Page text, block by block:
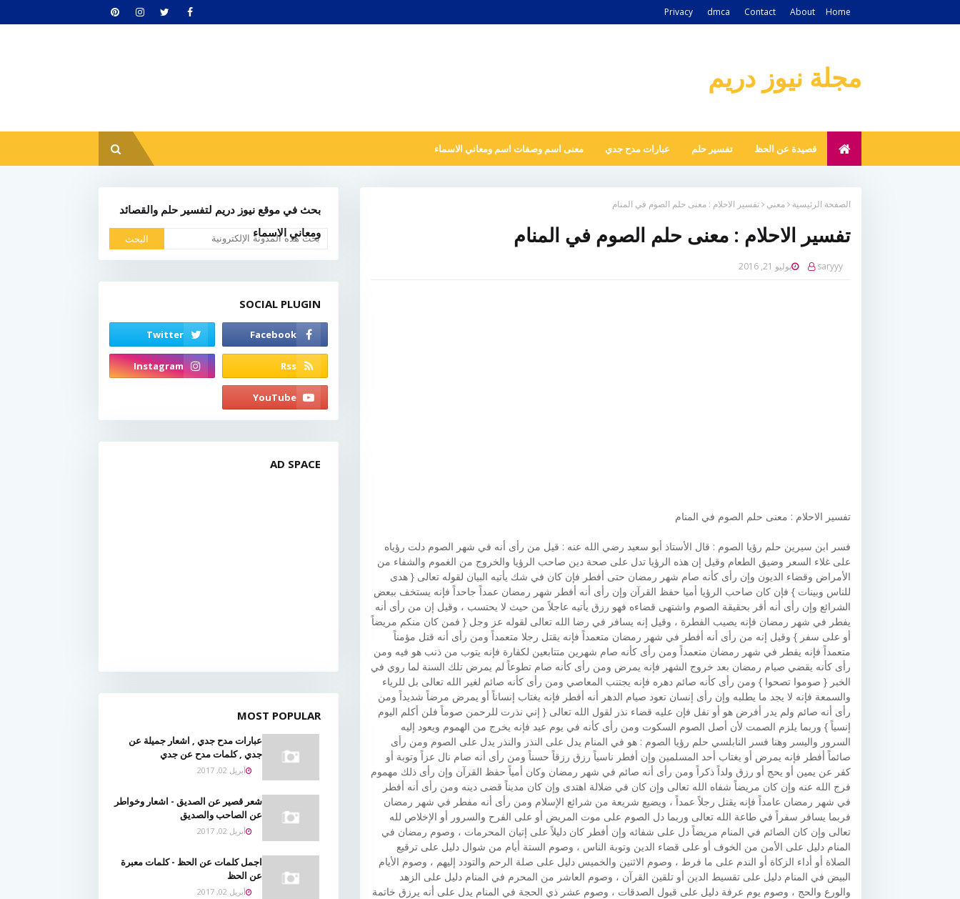
Home
About
Contact
dmca
Privacy
مجلة نيوز دريم
قصيدة عن الحظ تفسير حلم عبارات مدح جدي معنى اسم وصفات اسم ومعاني الاسماء
الصفحة الرئيسية معني تفسير الاحلام : معنى حلم الصوم في المنام
تفسير الاحلام : معنى حلم الصوم في المنام
saryyy يوليو 21, 2016
تفسير الاحلام : معنى حلم الصوم في المنام
فسر ابن سيرين حلم رؤيا الصوم : قال الأستاذ أبو سعيد رضي الله عنه : قيل من رأى أنه في شهر الصوم دلت رؤياه
على غلاء السعر وضيق الطعام وقيل إن هذه الرؤيا تدل على صحة دين صاحب الرؤيا والخروج من الغموم والشفاء من
الأمراض وقضاء الديون وإن رأى كأنه صام شهر رمضان حتى أفطر فإن كان في شك يأتيه البيان لقوله تعالى { هدى
للناس وبينات } فإن كان صاحب الرؤيا أميا حفظ القرآن وإن رأى أنه أفطر شهر رمضان عمداً جاحداً فإنه يستخف ببعض
الشرائع وإن رأى أنه أقر بحقيقة الصوم واشتهى قضاءه فهو رزق يأتيه عاجلاً من حيث لا يحتسب ، وقيل إن من رأى أنه
يفطر في شهر رمضان فإنه يصيب الفطرة ، وقيل إنه يسافر في رضا الله تعالى لقوله عز وجل { فمن كان منكم مريضاً
أو على سفر } وقيل إنه من رأى أنه أفطر في شهر رمضان متعمداً فإنه يقتل رجلا متعمداً ومن رأى أنه قتل مؤمناً
متعمداً فإنه يفطر في شهر رمضان متعمداً ومن رأى كأنه صام شهرين متتابعين لكفارة فإنه يتوب من ذنب هو فيه ومن
رأى كأنه يقضي صيام رمضان بعد خروج الشهر فإنه يمرض ومن رأى كأنه صام تطوعاً لم يمرض تلك السنة لما روي في
الخبر { صوموا تصحوا } ومن رأى كأنه صائم دهره فإنه يجتنب المعاصي ومن رأى كأنه صائم لغير الله تعالى بل للرياء
والسمعة فإنه لا يجد ما يطلبه وإن رأى إنسان تعود صيام الدهر أنه أفطر فإنه يغتاب إنساناً أو يمرض مرضاً شديداً ومن
رأى أنه صائم ولم يدر أفرض هو أو نفل فإن عليه قضاء نذر لقول الله تعالى { إني نذرت للرحمن صوماً فلن أكلم اليوم
إنسياً } وربما يلزم الصمت لأن أصل الصوم السكوت ومن رأى كأنه في يوم عيد فإنه يخرج من الهموم ويعود إليه
السرور واليسر وهنا فسر النابلسي حلم رؤيا الصوم : هو في المنام يدل على النذر والنذر يدل على الصوم ومن رأى
صائماً أفطر فإنه يمرض أو يغتاب أحد المسلمين وإن أفطر ناسياً رزق رزقاً حسناً ومن رأى أنه صام نال عزاً وتوبة أو
كفر عن يمين أو يحج أو رزق ولداً ذكراً ومن رأى أنه صائم في شهر رمضان وكان أمياً حفظ القرآن وإن رأى ذلك مهموم
فرج الله عنه وإن كان مريضاً شفاه الله تعالى وإن كان في ضلالة اهتدى وإن كان مديناً قضى دينه ومن رأى أنه أفطر
في شهر رمضان عامداً فإنه يقتل رجلاً عمداً ، ويضيع شريعة من شرائع الإسلام ومن رأى أنه مفطر في شهر رمضان
فربما يسافر سفراً في طاعة الله تعالى وربما دل الصوم على موت المريض أو على الفرح والسرور أو الإخلاص لله
تعالى وإن كان الصائم في المنام مريضاً دل على شفائه وإن أفطر كان دليلاً على إتيان المحرمات ، وصوم رمضان في
المنام دليل على الأمن من الخوف أو على قضاء الدين وتوبة الناس ، وصوم الستة أيام من شوال دليل على ترقيع
الصلاة أو أداء الزكاة أو الندم على ما فرط ، وصوم الاثنين والخميس دليل على صلة الرحم والتودد إليهم ، وصوم الأيام
البيض في المنام دليل على تقسيط الدين أو تلقين القرآن ، وصوم العاشر من المحرم في المنام دليل على الزهد
والورع والحج ، وصوم يوم عرفة دليل على قبول الصدقات ، وصوم عشر ذي الحجة في المنام يدل على أنه يرزق خاتمة
بحث في موقع نيوز دريم لتفسير حلم والقصائد
ومعاني الاسماء
SOCIAL PLUGIN
AD SPACE
MOST POPULAR
عبارات مدح جدي , اشعار جميلة عن
جدي , كلمات مدح عن جدي
أبريل 02, 2017
شعر قصير عن الصديق - اشعار وخواطر
عن الصاحب والصديق
أبريل 02, 2017
اجمل كلمات عن الحظ - كلمات معبرة
عن الحظ
أبريل 02, 2017